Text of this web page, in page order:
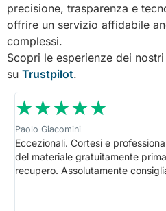
precisione, trasparenza e
offrire un servizio affidabile
complessi.
Scopri le esperienze dei
su Trustpilot.
☆☆☆☆☆
Paolo Giacomini
Eccezionali. Cortesi e
del materiale gratuitamente
recupero. Assolutamente